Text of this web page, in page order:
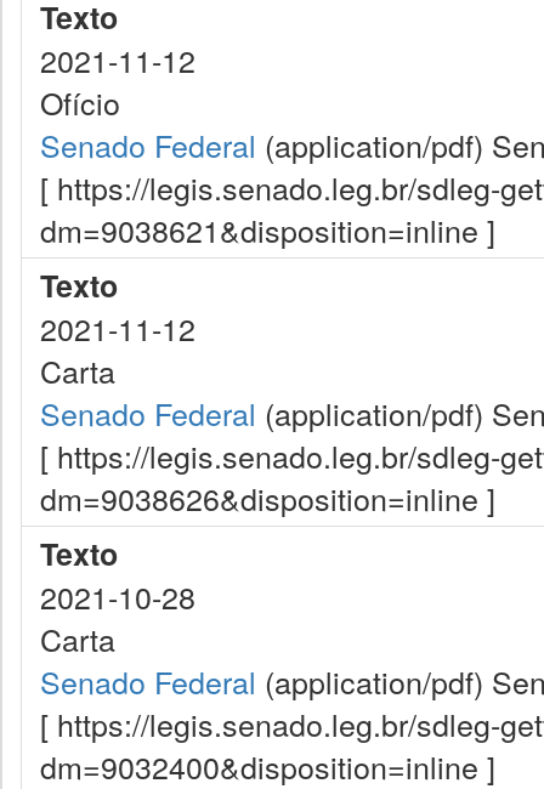
Texto
2021-11-12
Ofício
Senado Federal (application/pdf)
[ https://legis.senado.leg.br/sdleg-
dm=9038621&disposition=inline ]
Texto
2021-11-12
Carta
Senado Federal (application/pdf)
[ https://legis.senado.leg.br/sdleg-
dm=9038626&disposition=inline ]
Texto
2021-10-28
Carta
Senado Federal (application/pdf)
[ https://legis.senado.leg.br/sdleg-
dm=9032400&disposition=inline ]